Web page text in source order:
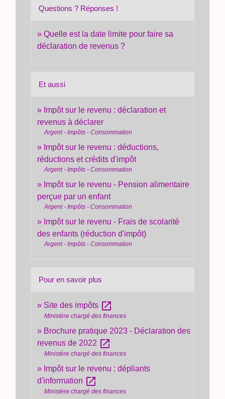
Questions ? Réponses !
Quelle est la date limite pour faire sa
déclaration de revenus ?
Et aussi
Impôt sur le revenu : déclaration et
revenus à déclarer
Argent - Impôts - Consommation
Impôt sur le revenu : déductions,
réductions et crédits d'impôt
Argent - Impôts - Consommation
Impôt sur le revenu - Pension alimentaire
perçue par un enfant
Argent - Impôts - Consommation
Impôt sur le revenu - Frais de scolarité
des enfants (réduction d'impôt)
Argent - Impôts - Consommation
Pour en savoir plus
Site des impôts open_in_new
Ministère chargé des finances
Brochure pratique 2023 - Déclaration des
revenus de 2022 open_in_new
Ministère chargé des finances
Impôt sur le revenu : dépliants
d'information open_in_new
Ministère chargé des finances